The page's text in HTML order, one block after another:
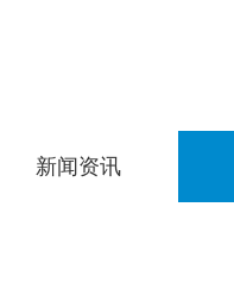
新闻资讯